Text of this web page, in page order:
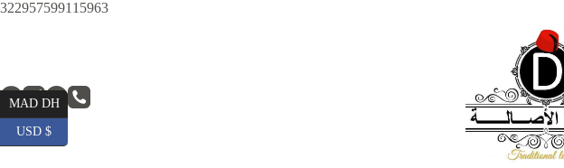
322957599115963Skip
MAD DH
USD $